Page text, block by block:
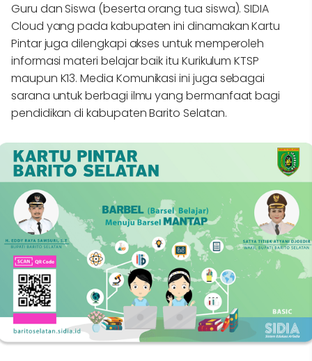
Guru dan Siswa (beserta orang tua siswa). SIDIA
Cloud yang pada kabupaten ini dinamakan Kartu
Pintar juga dilengkapi akses untuk memperoleh
informasi materi belajar baik itu Kurikulum KTSP
maupun K13. Media Komunikasi ini juga sebagai
sarana untuk berbagi ilmu yang bermanfaat bagi
pendidikan di kabupaten Barito Selatan.